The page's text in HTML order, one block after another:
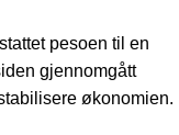
pesoen til en
gjennomgått
økonomien.